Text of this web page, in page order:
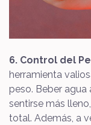
6. Control del
herramienta
peso. Beber
sentirse más
total. Además, a